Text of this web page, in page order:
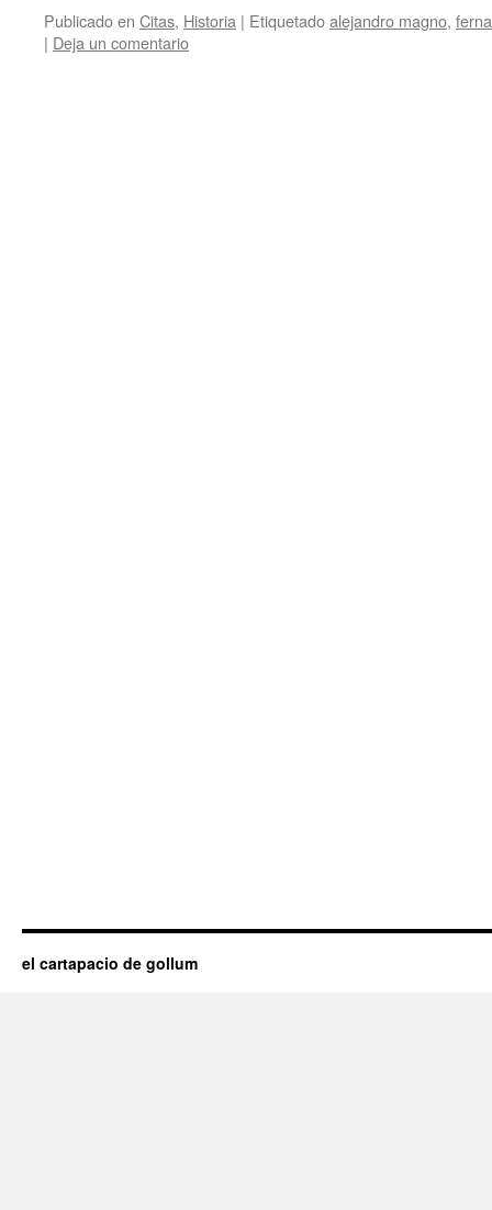
Publicado en Citas, Historia | Etiquetadoalejandro magno,
| Deja un comentario
el cartapacio de gollum